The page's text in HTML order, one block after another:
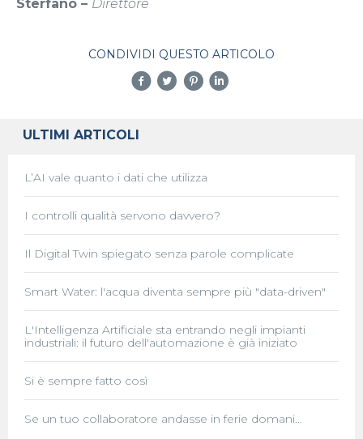
Sterfano – Direttore
CONDIVIDI QUESTO ARTICOLO
ULTIMI ARTICOLI
L’AI vale quanto i dati che utilizza
I controlli qualità servono davvero?
Il Digital Twin spiegato senza parole complicate
Smart Water: l'acqua diventa sempre più "data-driven"
L'Intelligenza Artificiale sta entrando negli impianti
industriali: il futuro dell'automazione è già iniziato
Si è sempre fatto così
Se un tuo collaboratore andasse in ferie domani...